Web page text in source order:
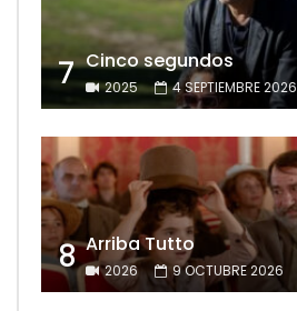
7 Cinco segundos
2025 4 SEPTIEMBRE 2026
8 Arriba Tutto
2026 9 OCTUBRE 2026